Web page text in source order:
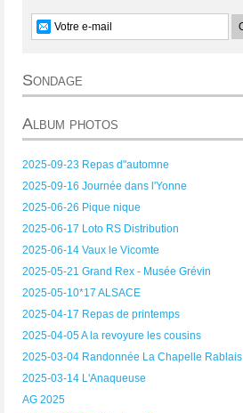
Sondage
Album photos
2025-09-23 Repas d"automne
2025-09-16 Journée dans l'Yonne
2025-06-26 Pique nique
2025-06-17 Loto RS Distribution
2025-06-14 Vaux le Vicomte
2025-05-21 Grand Rex - Musée Grévin
2025-05-10*17 ALSACE
2025-04-17 Repas de printemps
2025-04-05 A la revoyure les cousins
2025-03-04 Randonnée La Chapelle Rablais
2025-03-14 L'Anaqueuse
AG 2025